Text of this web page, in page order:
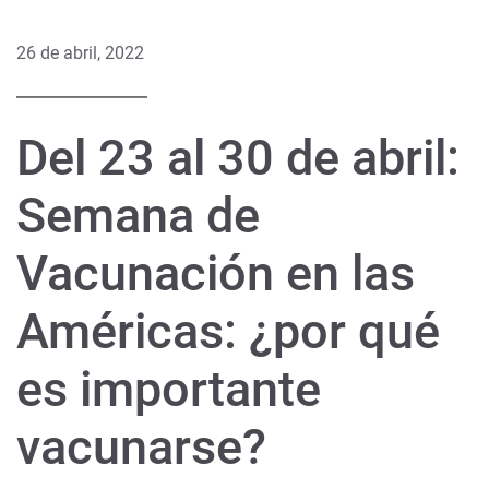
26 de abril, 2022
Del 23 al 30 de abril:
Semana de
Vacunación en las
Américas: ¿por qué
es importante
vacunarse?